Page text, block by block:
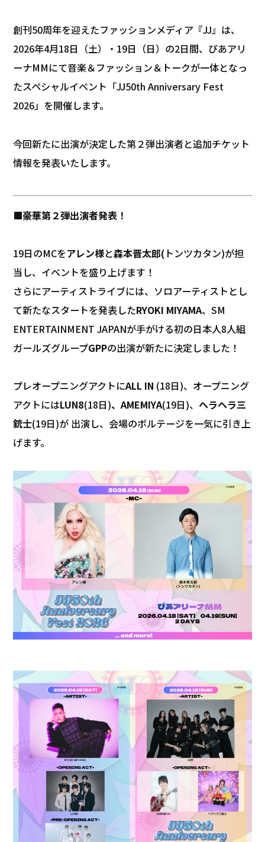
創刊50周年を迎えたファッションメディア『JJ』は、
2026年4月18日（土）・19日（日）の2日間、ぴあアリ
ーナMMにて音楽＆ファッション＆トークが一体となっ
たスペシャルイベント「JJ50th Anniversary Fest
2026」を開催します。
今回新たに出演が決定した第２弾出演者と追加チケット
情報を発表いたします。
■豪華第２弾出演者発表！
19日のMCをアレン様と森本晋太郎( トンツカタン)が担
当し、イベントを盛り上げます！
さらにアーティストライブには、ソロアーティストとし
て新たなスタートを発表したRYOKI MIYAMA、SM
ENTERTAINMENT JAPANが手がける初の日本人8人組
ガールズグループGPPの出演が新たに決定しました！
プレオープニングアクトにALL IN (18日)、オープニング
アクトにはLUN8(18日)、AMEMIYA(19日)、 ヘラヘラ三
銃士(19日)が 出演し、会場のボルテージを一気に引き上
げます。